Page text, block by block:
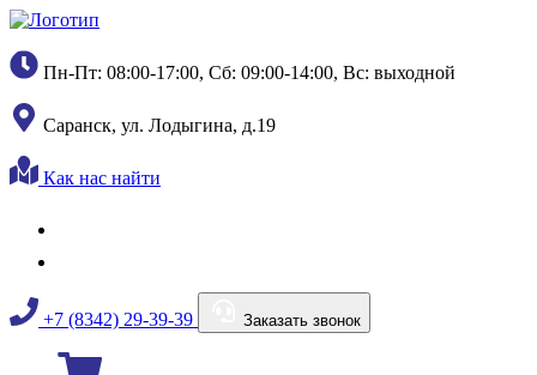
Пн-Пт: 08:00-17:00, Сб: 09:00-14:00, Вс: выходной
Саранск, ул. Лодыгина, д.19
Как нас найти
+7 (8342) 29-39-39 Заказать звонок